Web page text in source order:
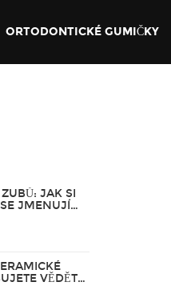
ORTODONTICKÉ GUMIČKY
JAK SI
JMENUJÍ
VĚDĚT